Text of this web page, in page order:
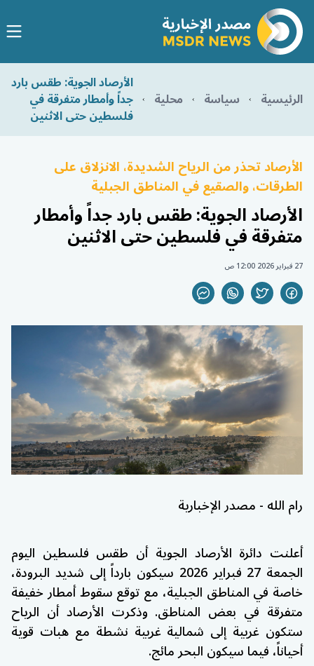
الرئيسية سياسة محلية
الأرصاد الجوية: طقس بارد
جداً وأمطار متفرقة في
فلسطين حتى الاثنين
الأرصاد تحذر من الرياح الشديدة، الانزلاق على
الطرقات، والصقيع في المناطق الجبلية
الأرصاد الجوية: طقس بارد جداً وأمطار
متفرقة في فلسطين حتى الاثنين
27 فبراير 2026 12:00 ص
رام الله - مصدر الإخبارية
أعلنت دائرة الأرصاد الجوية أن طقس فلسطين اليوم
الجمعة 27 فبراير 2026 سيكون بارداً إلى شديد البرودة،
خاصة في المناطق الجبلية، مع توقع سقوط أمطار خفيفة
متفرقة في بعض المناطق. وذكرت الأرصاد أن الرياح
ستكون غربية إلى شمالية غربية نشطة مع هبات قوية
أحياناً، فيما سيكون البحر مائج.